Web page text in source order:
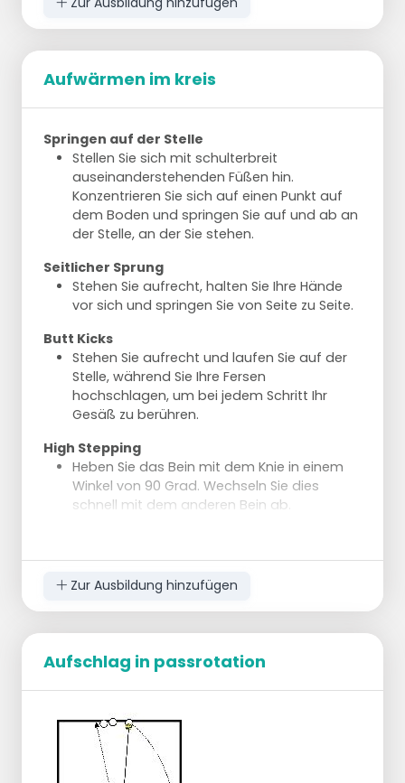
Laufbahn und fängt den Ball ab.
um die Übung herausfordernder zu
Aufwärmen im kreis
Springen auf der Stelle
Stellen Sie sich mit schulterbreit
auseinanderstehenden Füßen hin.
Konzentrieren Sie sich auf einen Punkt auf
dem Boden und springen Sie auf und ab an
der Stelle, an der Sie stehen.
Seitlicher Sprung
Stehen Sie aufrecht, halten Sie Ihre Hände
vor sich und springen Sie von Seite zu Seite.
Butt Kicks
Stehen Sie aufrecht und laufen Sie auf der
Stelle, während Sie Ihre Fersen
hochschlagen, um bei jedem Schritt Ihr
Gesäß zu berühren.
High Stepping
Heben Sie das Bein mit dem Knie in einem
Winkel von 90 Grad. Wechseln Sie dies
schnell mit dem anderen Bein ab.
Stellen Sie sich mit schulterbreit
auseinanderstehenden Füßen hin. Bringen
Sie Ihr Knie zum gegenüberliegenden
Ellenbogen. Kehren Sie in die
Ausgangsposition zurück und wiederholen
Sie dies auf der anderen Seite.
auseinanderstehenden Füßen hin. Strecken
Sie Ihre Arme vor sich aus. Senken Sie Ihren
Körper, bis Ihre Oberschenkel parallel zum
Zur Ausbildung hinzufügen
Aufschlag in passrotation